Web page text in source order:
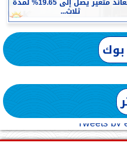
ثلاث...
Tweets by